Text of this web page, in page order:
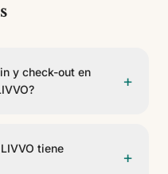
y check-out en
+
tiene
+